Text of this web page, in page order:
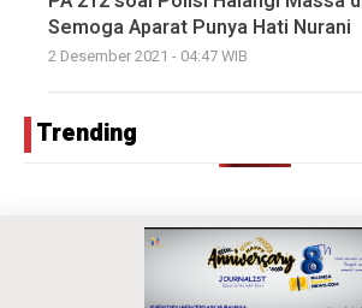
Semoga Aparat Punya Hati Nurani
2 Desember 2021 - 04:47 WIB
Trending